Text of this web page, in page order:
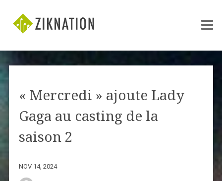
« Mercredi » ajoute Lady
Gaga au casting de la
saison 2
NOV 14, 2024